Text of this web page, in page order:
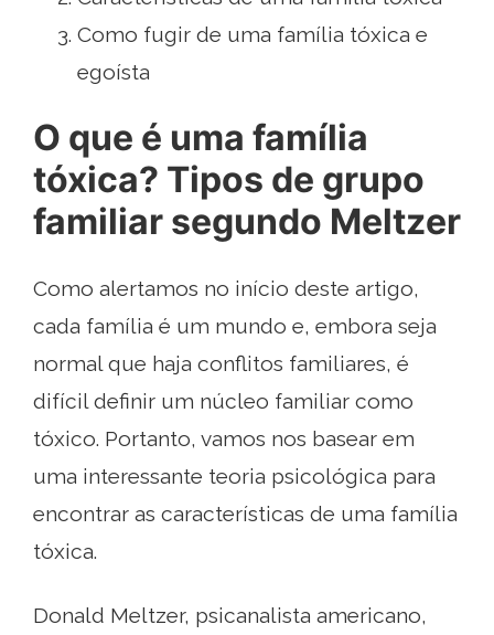
Como fugir de uma família tóxica e
egoísta
O que é uma família
tóxica? Tipos de grupo
familiar segundo Meltzer
Como alertamos no início deste artigo,
cada família é um mundo e, embora seja
normal que haja conflitos familiares, é
difícil definir um núcleo familiar como
tóxico. Portanto, vamos nos basear em
uma interessante teoria psicológica para
encontrar as características de uma família
tóxica.
Donald Meltzer, psicanalista americano,